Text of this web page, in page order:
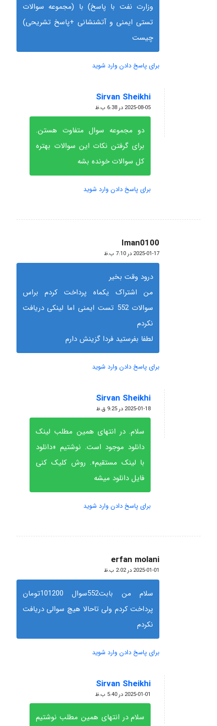
وزارت نفت با پاسخ) با (مجموعه سوالات
تستی ایمنی و آتشنشانی +پاسخ تشریحی)
چیست
برای پاسخ دادن وارد شوید
Sirvan Sheikhi
گفته:
2025-08-05 در 6:38 ب.ظ
دو مجموعه سوال متفاوت هستن.
برای گرفتن نکات این سوالات بهتره
کل سوالات خونده بشه
برای پاسخ دادن وارد شوید
Iman0100
گفته:
2025-01-17 در 7:10 ب.ظ
درود وقت بخیر
من اشتراک یکماه پرداخت کردم براس
سوالات 552 تست ایمنی اما لینکی دریافت
نکردم
لطفا بفرستید فردا گزینش دارم
برای پاسخ دادن وارد شوید
Sirvan Sheikhi
گفته:
2025-01-18 در 9:25 ق.ظ
سلام. در انتهای همین مطلب لینک
دانلود موجود است. نوشتیم «دانلود
با لینک مستقیم». روش کلیک کنی
فایل دانلود میشه
برای پاسخ دادن وارد شوید
erfan molani
گفته:
2025-01-01 در 2:02 ب.ظ
سلام من بابت552سوال 101200تومان
پرداخت کردم ولی تاحالا هیچ سوالی دریافت
نکردم
برای پاسخ دادن وارد شوید
Sirvan Sheikhi
گفته:
2025-01-01 در 5:40 ب.ظ
سلام در انتهای همین مطلب نوشتیم